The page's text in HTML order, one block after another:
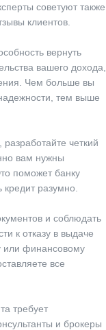
советуют также
клиентов.
вернуть
вашего дохода,
Чем больше вы
тем выше
четкий
вам нужны
поможет банку
разумно.
и соблюдать
к отказу в выдаче
или финансовому
все
требует
и брокеры